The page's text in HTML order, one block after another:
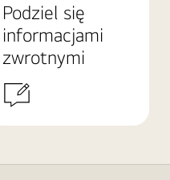
Podziel się
informacjami
zwrotnymi